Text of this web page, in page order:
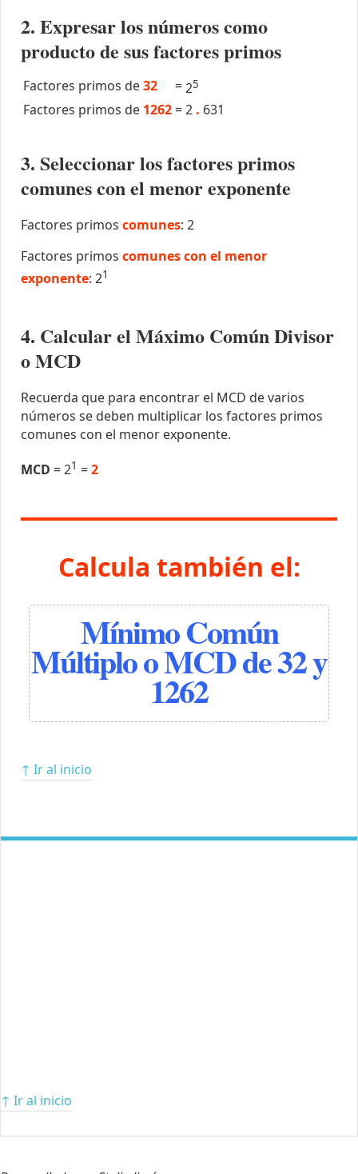
2. Expresar los números como
producto de sus factores primos
Factores primos de32 =25
Factores primos de 1262 =2 . 631
3. Seleccionar los factores primos
comunes con el menor exponente
Factores primos comunes: 2
Factores primos comunes con el menor
exponente: 21
4. Calcular el Máximo Común Divisor
o MCD
Recuerda que para encontrar el MCD de varios
números se deben multiplicar los factores primos
comunes con el menor exponente.
MCD = 21 =2
Calcula también el:
Mínimo Común
Múltiplo o MCD de 32 y
1262
↑ Ir al inicio
↑ Ir al inicio